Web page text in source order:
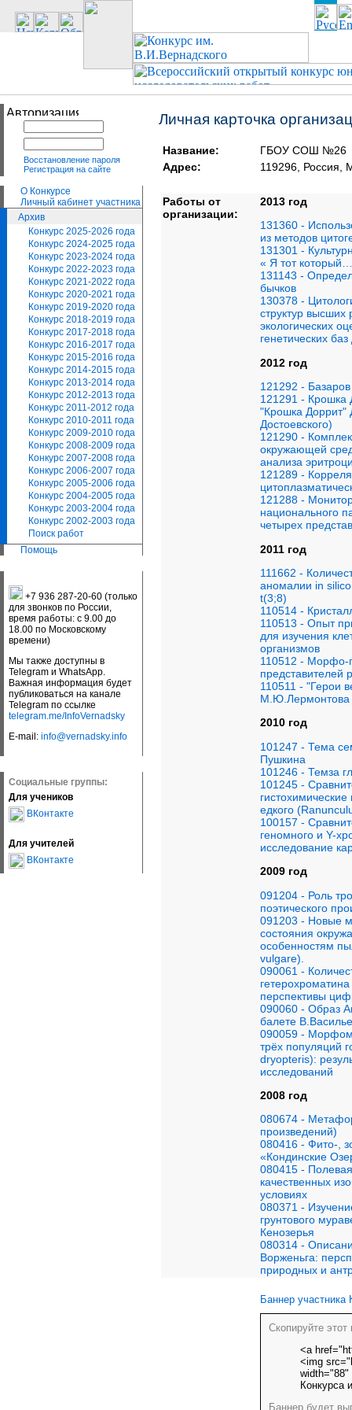
Восстановление пароля
Регистрация на сайте
О Конкурсе
Личный кабинет участника
Архив
Конкурс 2025-2026 года
Конкурс 2024-2025 года
Конкурс 2023-2024 года
Конкурс 2022-2023 года
Конкурс 2021-2022 года
Конкурс 2020-2021 года
Конкурс 2019-2020 года
Конкурс 2018-2019 года
Конкурс 2017-2018 года
Конкурс 2016-2017 года
Конкурс 2015-2016 года
Конкурс 2014-2015 года
Конкурс 2013-2014 года
Конкурс 2012-2013 года
Конкурс 2011-2012 года
Конкурс 2010-2011 года
Конкурс 2009-2010 года
Конкурс 2008-2009 года
Конкурс 2007-2008 года
Конкурс 2006-2007 года
Конкурс 2005-2006 года
Конкурс 2004-2005 года
Конкурс 2003-2004 года
Конкурс 2002-2003 года
Поиск работ
Помощь
+7 936 287-20-60 (только
для звонков по России,
время работы: с 9.00 до
18.00 по Московскому
времени)
Мы также доступны в
Telegram и WhatsApp.
Важная информация будет
публиковаться на канале
Telegram по ссылке
telegram.me/InfoVernadsky
E-mail: info@vernadsky.info
Социальные группы:
Для учеников
ВКонтакте
Для учителей
ВКонтакте
Личная карточка
Название:
ГБОУ СОШ №26
Адрес:
119296, Россия,
Работы от
организации:
2013 год
131360 -
из методов
131301 -
« Я тот
131143 -
бычков
130378 -
структур
экологических
генетических
2012 год
121292 -
121291 - Крошка
"Крошка Доррит"
Достоевского)
121290 -
окружающей
анализа
121289 -
121288 -
национального
четырех
2011 год
111662 -
аномалии in
t(3;8)
110514 -
110513 - Опыт
для изучения
организмов
110512 - Морфо-
представителей
110511 - "Герои
М.Ю.Лермонтова
2010 год
101247 - Тема
Пушкина
101246 - Темза
101245 -
едкого
100157 -
геномного и Y-
исследование
2009 год
091204 - Роль
поэтического
091203 - Новые
состояния
особенностям
vulgare).
090061 -
перспективы
090060 - Образ
балете
090059 -
трёх популяций
dryopteris):
исследований
2008 год
080674 -
произведений)
080416 - Фито-,
«Кондинские
080415 -
качественных
условиях
080371 -
грунтового
Кенозерья
080314 -
Ворженьга:
природных и
Баннер участника
Скопируйте
<a
<img
width="88"
Конкурса
Баннер будет